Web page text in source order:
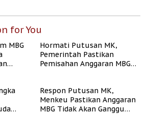
for You
MBG
Hormati Putusan MK,
Pemerintah Pastikan
Pemisahan Anggaran MBG
Respon Putusan MK,
Menkeu Pastikan Anggaran
MBG Tidak Akan Ganggu